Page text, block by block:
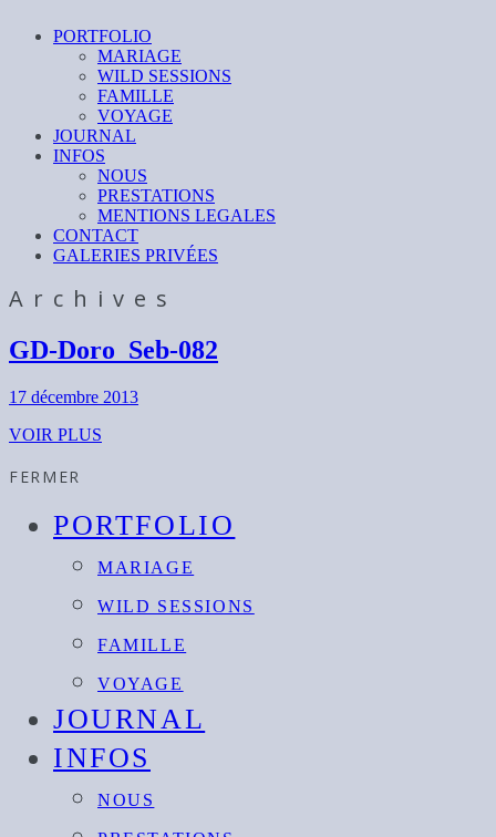
PORTFOLIO
MARIAGE
WILD SESSIONS
FAMILLE
VOYAGE
JOURNAL
INFOS
NOUS
PRESTATIONS
MENTIONS LEGALES
CONTACT
GALERIES PRIVÉES
Archives
GD-Doro_Seb-082
17 décembre 2013
VOIR PLUS
FERMER
PORTFOLIO
MARIAGE
WILD SESSIONS
FAMILLE
VOYAGE
JOURNAL
INFOS
NOUS